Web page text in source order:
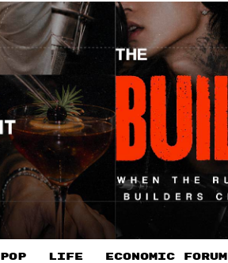
POP LIFE ECONOMIC FORUM